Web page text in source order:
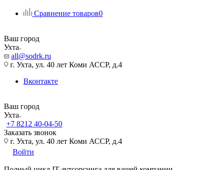
Сравнение товаров0
Ваш город
Ухта
all@sodrk.ru
г. Ухта, ул. 40 лет Коми АССР, д.4
Вконтакте
Ваш город
Ухта
+7 8212 40-04-50
Заказать звонок
г. Ухта, ул. 40 лет Коми АССР, д.4
Войти